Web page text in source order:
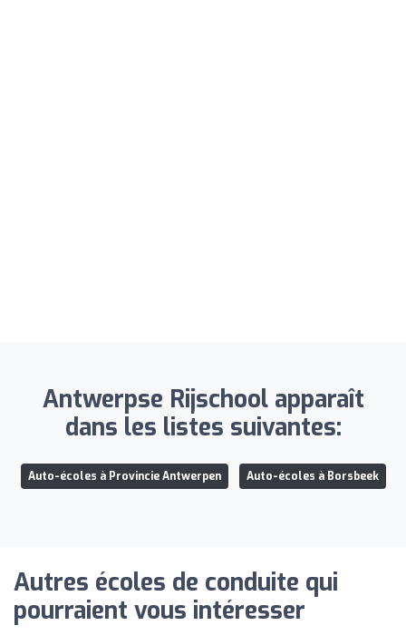
Antwerpse Rijschool apparaît
dans les listes suivantes:
Auto-écoles à Provincie Antwerpen Auto-écoles à Borsbeek
Autres écoles de conduite qui
pourraient vous intéresser